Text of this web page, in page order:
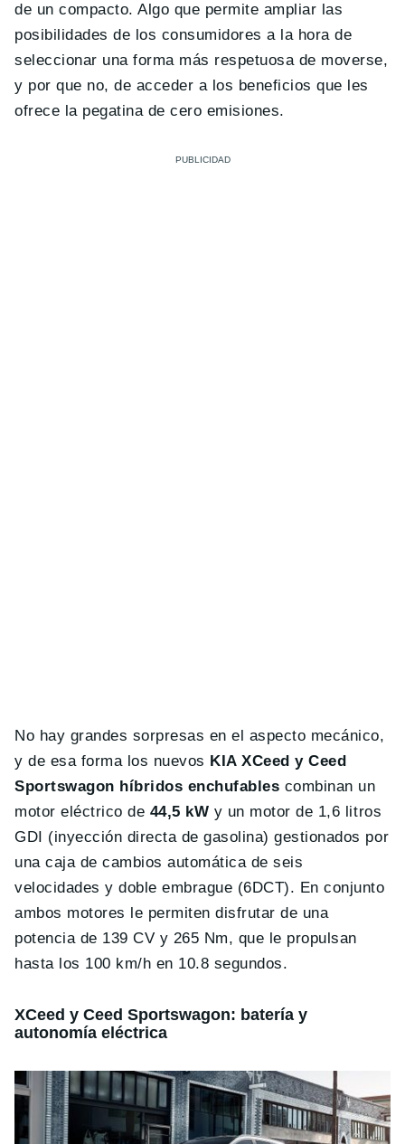
de un compacto. Algo que permite ampliar las
posibilidades de los consumidores a la hora de
seleccionar una forma más respetuosa de moverse,
y por que no, de acceder a los beneficios que les
ofrece la pegatina de cero emisiones.
No hay grandes sorpresas en el aspecto mecánico,
y de esa forma los nuevos KIA XCeed y Ceed
Sportswagon híbridos enchufables combinan un
motor eléctrico de 44,5 kW y un motor de 1,6 litros
GDI (inyección directa de gasolina) gestionados por
una caja de cambios automática de seis
velocidades y doble embrague (6DCT). En conjunto
ambos motores le permiten disfrutar de una
potencia de 139 CV y 265 Nm, que le propulsan
hasta los 100 km/h en 10.8 segundos.
XCeed y Ceed Sportswagon: batería y
autonomía eléctrica